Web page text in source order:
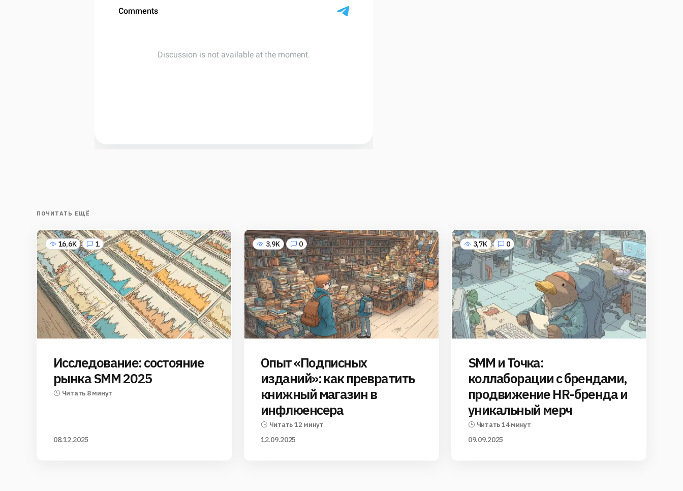
ПОЧИТАТЬ ЕЩЁ
16,6K 1
Исследование: состояние
рынка SMM 2025
Читать 8 минут
08.12.2025
3,9K 0
Опыт «Подписных
изданий»: как превратить
книжный магазин в
инфлюенсера
Читать 12 минут
12.09.2025
3,7K 0
SMM и Точка:
коллаборации с брендами,
продвижение HR-бренда и
уникальный мерч
Читать 14 минут
09.09.2025